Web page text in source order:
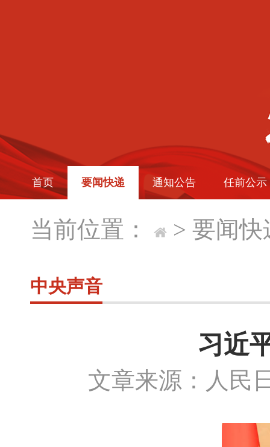
首页 要闻快递 通知公告 任前公示
当前位置： > 要闻快
中央声音
习近
文章来源：人